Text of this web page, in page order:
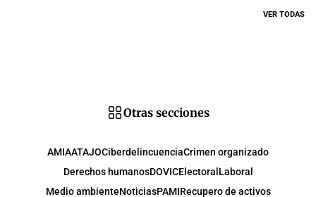
VER TODAS
Otras secciones
AMIAATAJOCiberdelincuenciaCrimen organizado
Derechos humanosDOVICElectoral Laboral
Medio ambienteNoticiasPAMIRecupero de activos